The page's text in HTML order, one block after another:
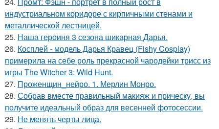
индустриальном коридоре с кирпичными стенами и
металлической лестницей.
25. Наша героиня 3 сезона шикарная Дарья.
26. Косплей - модель Дарья Кравец (Fishy Cosplay)
примерила на себе роль прекрасной чародейки трисс из
игры The Witcher 3: Wild Hunt.
27. Проженщин_нейро. 1. Мерлин Монро.
28. Собрав вместе правильный макияж и прическу, вы
получите идеальный образ для весенней фотосессии.
29. Не менять черты лица.